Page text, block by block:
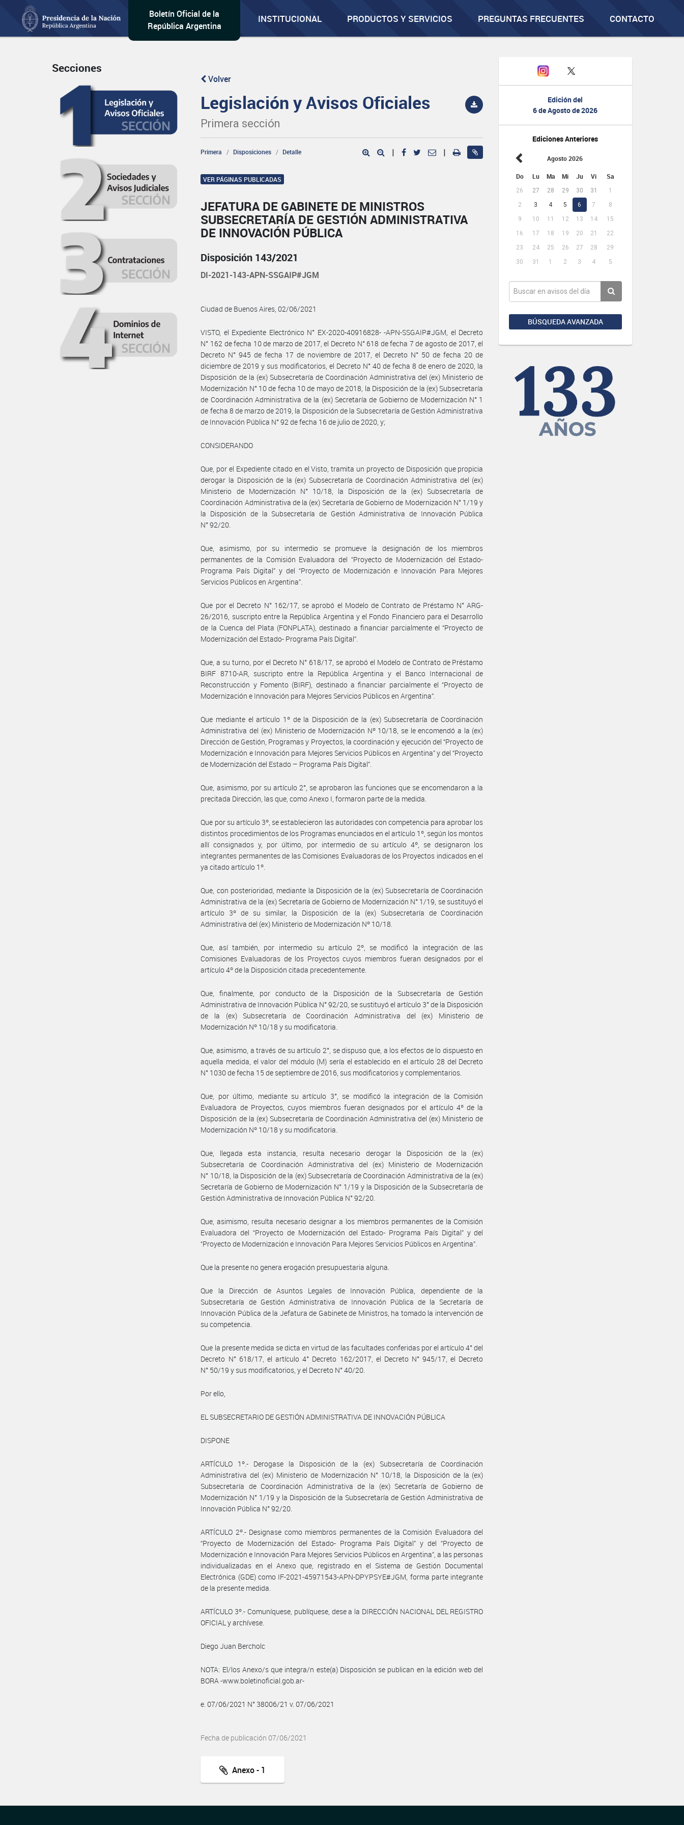
Boletín Oficial de la
República Argentina
INSTITUCIONAL PRODUCTOS Y SERVICIOS PREGUNTAS FRECUENTES CONTACTO
Edición del
6 de Agosto de 2026
Ediciones Anteriores
Agosto 2026
Do Lu Ma Mi Ju Vi Sa
26 27 28 29 30 31
1
2
3 4 5 6 7
8
9
10 11 12 13 14
15
16
17 18 19 20 21
22
23
24 25 26 27 28
29
30
31 1 2 3 4 5
BÚSQUEDA AVANZADA
Secciones
Volver
Legislación y Avisos Oficiales
Primera sección
Primera Disposiciones Detalle | |
VER PÁGINAS PUBLICADAS
JEFATURA DE GABINETE DE MINISTROS
SUBSECRETARÍA DE GESTIÓN ADMINISTRATIVA
DE INNOVACIÓN PÚBLICA
Disposición 143/2021
DI-2021-143-APN-SSGAIP#JGM
Ciudad de Buenos Aires, 02/06/2021
VISTO, el Expediente Electrónico N° EX-2020-40916828- -APN-SSGAIP#JGM, el Decreto
N° 162 de fecha 10 de marzo de 2017, el Decreto N° 618 de fecha 7 de agosto de 2017, el
Decreto N° 945 de fecha 17 de noviembre de 2017, el Decreto N° 50 de fecha 20 de
diciembre de 2019 y sus modificatorios, el Decreto N° 40 de fecha 8 de enero de 2020, la
Disposición de la (ex) Subsecretaría de Coordinación Administrativa del (ex) Ministerio de
Modernización N° 10 de fecha 10 de mayo de 2018, la Disposición de la (ex) Subsecretaría
de Coordinación Administrativa de la (ex) Secretaría de Gobierno de Modernización N° 1
de fecha 8 de marzo de 2019, la Disposición de la Subsecretaría de Gestión Administrativa
de Innovación Pública N° 92 de fecha 16 de julio de 2020, y;
CONSIDERANDO
Que, por el Expediente citado en el Visto, tramita un proyecto de Disposición que propicia
derogar la Disposición de la (ex) Subsecretaría de Coordinación Administrativa del (ex)
Ministerio de Modernización N° 10/18, la Disposición de la (ex) Subsecretaría de
Coordinación Administrativa de la (ex) Secretaría de Gobierno de Modernización N° 1/19 y
la Disposición de la Subsecretaría de Gestión Administrativa de Innovación Pública
N° 92/20.
Que, asimismo, por su intermedio se promueve la designación de los miembros
permanentes de la Comisión Evaluadora del “Proyecto de Modernización del Estado-
Programa País Digital” y del “Proyecto de Modernización e Innovación Para Mejores
Servicios Públicos en Argentina”.
Que por el Decreto N° 162/17, se aprobó el Modelo de Contrato de Préstamo N° ARG-
26/2016, suscripto entre la República Argentina y el Fondo Financiero para el Desarrollo
de la Cuenca del Plata (FONPLATA), destinado a financiar parcialmente el “Proyecto de
Modernización del Estado- Programa País Digital”.
Que, a su turno, por el Decreto N° 618/17, se aprobó el Modelo de Contrato de Préstamo
BIRF 8710-AR, suscripto entre la República Argentina y el Banco Internacional de
Reconstrucción y Fomento (BIRF), destinado a financiar parcialmente el “Proyecto de
Modernización e Innovación para Mejores Servicios Públicos en Argentina”.
Que mediante el artículo 1º de la Disposición de la (ex) Subsecretaría de Coordinación
Administrativa del (ex) Ministerio de Modernización Nº 10/18, se le encomendó a la (ex)
Dirección de Gestión, Programas y Proyectos, la coordinación y ejecución del “Proyecto de
Modernización e Innovación para Mejores Servicios Públicos en Argentina” y del “Proyecto
de Modernización del Estado – Programa País Digital”.
Que, asimismo, por su artículo 2°, se aprobaron las funciones que se encomendaron a la
precitada Dirección, las que, como Anexo I, formaron parte de la medida.
Que por su artículo 3º, se establecieron las autoridades con competencia para aprobar los
distintos procedimientos de los Programas enunciados en el artículo 1º, según los montos
allí consignados y, por último, por intermedio de su artículo 4º, se designaron los
integrantes permanentes de las Comisiones Evaluadoras de los Proyectos indicados en el
ya citado artículo 1º.
Que, con posterioridad, mediante la Disposición de la (ex) Subsecretaría de Coordinación
Administrativa de la (ex) Secretaría de Gobierno de Modernización N° 1/19, se sustituyó el
artículo 3º de su similar, la Disposición de la (ex) Subsecretaría de Coordinación
Administrativa del (ex) Ministerio de Modernización Nº 10/18.
Que, así también, por intermedio su artículo 2º, se modificó la integración de las
Comisiones Evaluadoras de los Proyectos cuyos miembros fueran designados por el
artículo 4º de la Disposición citada precedentemente.
Que, finalmente, por conducto de la Disposición de la Subsecretaría de Gestión
Administrativa de Innovación Pública N° 92/20, se sustituyó el artículo 3° de la Disposición
de la (ex) Subsecretaría de Coordinación Administrativa del (ex) Ministerio de
Modernización Nº 10/18 y su modificatoria.
Que, asimismo, a través de su artículo 2°, se dispuso que, a los efectos de lo dispuesto en
aquella medida, el valor del módulo (M) sería el establecido en el artículo 28 del Decreto
N° 1030 de fecha 15 de septiembre de 2016, sus modificatorios y complementarios.
Que, por último, mediante su artículo 3°, se modificó la integración de la Comisión
Evaluadora de Proyectos, cuyos miembros fueran designados por el artículo 4º de la
Disposición de la (ex) Subsecretaría de Coordinación Administrativa del (ex) Ministerio de
Modernización Nº 10/18 y su modificatoria.
Que, llegada esta instancia, resulta necesario derogar la Disposición de la (ex)
Subsecretaría de Coordinación Administrativa del (ex) Ministerio de Modernización
N° 10/18, la Disposición de la (ex) Subsecretaría de Coordinación Administrativa de la (ex)
Secretaría de Gobierno de Modernización N° 1/19 y la Disposición de la Subsecretaría de
Gestión Administrativa de Innovación Pública N° 92/20.
Que, asimismo, resulta necesario designar a los miembros permanentes de la Comisión
Evaluadora del “Proyecto de Modernización del Estado- Programa País Digital” y del
“Proyecto de Modernización e Innovación Para Mejores Servicios Públicos en Argentina”.
Que la presente no genera erogación presupuestaria alguna.
Que la Dirección de Asuntos Legales de Innovación Pública, dependiente de la
Subsecretaría de Gestión Administrativa de Innovación Pública de la Secretaría de
Innovación Pública de la Jefatura de Gabinete de Ministros, ha tomado la intervención de
su competencia.
Que la presente medida se dicta en virtud de las facultades conferidas por el artículo 4° del
Decreto N° 618/17, el artículo 4° Decreto 162/2017, el Decreto N° 945/17, el Decreto
N° 50/19 y sus modificatorios, y el Decreto N° 40/20.
Por ello,
EL SUBSECRETARIO DE GESTIÓN ADMINISTRATIVA DE INNOVACIÓN PÚBLICA
DISPONE
ARTÍCULO 1º.- Derogase la Disposición de la (ex) Subsecretaría de Coordinación
Administrativa del (ex) Ministerio de Modernización N° 10/18, la Disposición de la (ex)
Subsecretaría de Coordinación Administrativa de la (ex) Secretaría de Gobierno de
Modernización N° 1/19 y la Disposición de la Subsecretaría de Gestión Administrativa de
Innovación Pública N° 92/20.
ARTÍCULO 2º.- Designase como miembros permanentes de la Comisión Evaluadora del
“Proyecto de Modernización del Estado- Programa País Digital” y del “Proyecto de
Modernización e Innovación Para Mejores Servicios Públicos en Argentina”, a las personas
individualizadas en el Anexo que, registrado en el Sistema de Gestión Documental
Electrónica (GDE) como IF-2021-45971543-APN-DPYPSYE#JGM, forma parte integrante
de la presente medida.
ARTÍCULO 3º.- Comuníquese, publíquese, dese a la DIRECCIÓN NACIONAL DEL REGISTRO
OFICIAL y archívese.
Diego Juan Bercholc
NOTA: El/los Anexo/s que integra/n este(a) Disposición se publican en la edición web del
BORA -www.boletinoficial.gob.ar-
e. 07/06/2021 N° 38006/21 v. 07/06/2021
Fecha de publicación 07/06/2021
Anexo - 1